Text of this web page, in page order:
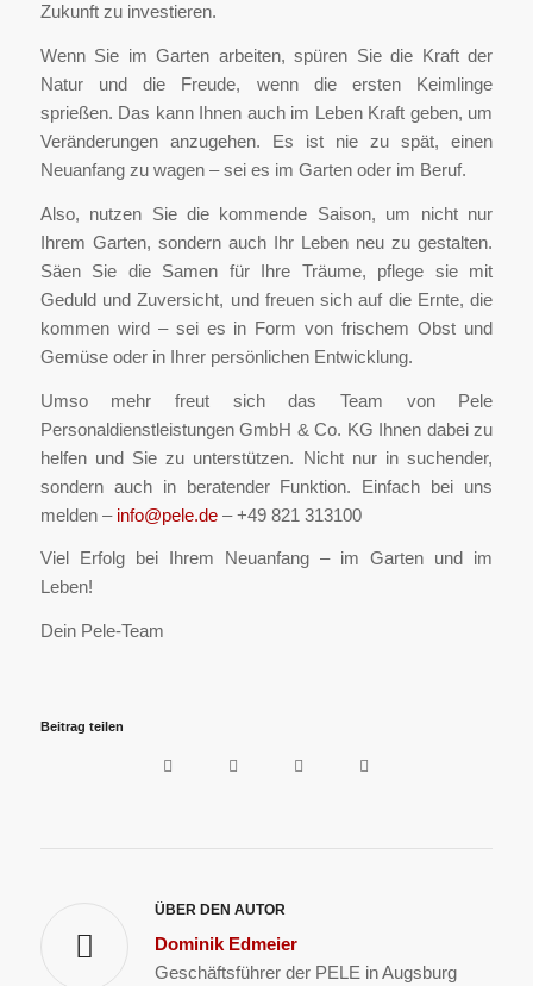
Zukunft zu investieren.
Wenn Sie im Garten arbeiten, spüren Sie die Kraft der
Natur und die Freude, wenn die ersten Keimlinge
sprießen. Das kann Ihnen auch im Leben Kraft geben, um
Veränderungen anzugehen. Es ist nie zu spät, einen
Neuanfang zu wagen – sei es im Garten oder im Beruf.
Also, nutzen Sie die kommende Saison, um nicht nur
Ihrem Garten, sondern auch Ihr Leben neu zu gestalten.
Säen Sie die Samen für Ihre Träume, pflege sie mit
Geduld und Zuversicht, und freuen sich auf die Ernte, die
kommen wird – sei es in Form von frischem Obst und
Gemüse oder in Ihrer persönlichen Entwicklung.
Umso mehr freut sich das Team von Pele
Personaldienstleistungen GmbH & Co. KG Ihnen dabei zu
helfen und Sie zu unterstützen. Nicht nur in suchender,
sondern auch in beratender Funktion. Einfach bei uns
melden – info@pele.de– +49 821 313100
Viel Erfolg bei Ihrem Neuanfang – im Garten und im
Leben!
Dein Pele-Team
Beitrag teilen
ÜBER DEN AUTOR
Dominik Edmeier
Geschäftsführer der PELE in Augsburg